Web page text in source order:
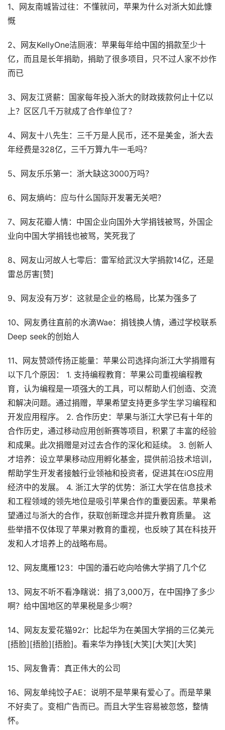
1、网友南城皆过往：不懂就问，苹果为什么对浙大如此慷
慨
2、网友KellyOne洁厕液：苹果每年给中国的捐款至少十
亿，而且是长年捐助，捐助了很多项目，只不过人家不炒作
而已
3、网友江贤薪：国家每年投入浙大的财政拨款何止十亿以
上？区区几千万就成了合作单位了？
4、网友十八先生：三千万是人民币，还不是美金，浙大去
年经费是328亿，三千万算九牛一毛吗？
5、网友乐乐第一：浙大缺这3000万吗？
6、网友熵屿：应与什么国际开发署无关吧？
7、网友花瓣人情：中国企业向国外大学捐钱被骂，外国企
业向中国大学捐钱也被骂，笑死我了
8、网友山河故人七零后：雷军给武汉大学捐款14亿，还是
雷总厉害[赞]
9、网友没有万岁：这就是企业的格局，比某为强多了
10、网友勇往直前的水滴Wae：捐钱换人情，通过学校联系
Deep seek的创始人
11、网友赞颂传扬正能量：苹果公司选择向浙江大学捐赠有
以下几个原因： 1. 支持编程教育：苹果公司重视编程教
育，认为编程是一项强大的工具，可以帮助人们创造、交流
和解决问题。通过捐赠，苹果希望支持更多学生学习编程和
开发应用程序。 2. 合作历史：苹果与浙江大学已有十年的
合作历史，通过移动应用创新赛等项目，积累了丰富的经验
和成果。此次捐赠是对过去合作的深化和延续。 3. 创新人
才培养：设立苹果移动应用孵化基金，提供前沿技术培训，
帮助学生开发者接触行业领袖和投资者，促进其在iOS应用
经济中的发展。 4. 浙江大学的优势：浙江大学在信息技术
和工程领域的领先地位是吸引苹果合作的重要因素。苹果希
望通过与浙大的合作，获取创新理念并提升教育质量。 这
些举措不仅体现了苹果对教育的重视，也反映了其在科技开
发和人才培养上的战略布局。
12、网友鹰雁123：中国的潘石屹向哈佛大学捐了几个亿
13、网友不听不看净瞎说：捐了3,000万，在中国挣了多少
啊？给中国地区的苹果税是多少啊？
14、网友友爱花猫92r：比起华为在美国大学捐的三亿美元
[捂脸][捂脸][捂脸]。看来华为挣钱[大笑][大笑][大笑]
15、网友鲁青：真正伟大的公司
16、网友单纯饺子AE：说明不是苹果有爱心了。而是苹果
不好卖了。变相广告而已。而且大学生容易被忽悠，整情
怀。